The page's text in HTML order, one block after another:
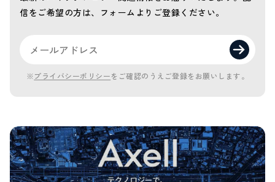
信をご希望の方は、フォームよりご登録ください。
※ プライバシーポリシーをご確認のうえご登録をお願いします。